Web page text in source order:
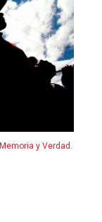
Memoria y Verdad .